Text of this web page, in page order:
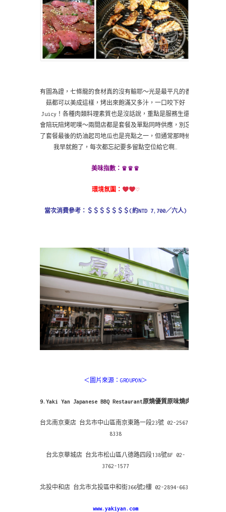
有圖為證，七條龍的食材真的沒有輸耶～光是最平凡的香
菇都可以美成這樣，烤出來飽滿又多汁，一口咬下好
Juicy！各種肉類料理素質也是沒話說，重點是服務生還
會陪玩陪烤呢噗～兩間店都是套餐及單點同時供應，別忘
了套餐最後的奶油起司地瓜也是亮點之一，但通常那時候
我早就飽了，每次都忘記要多留點空位給它啊…
美味指數： ♛ ♛♛
環境氛圍： ♡
當次消費參考：＄ ＄ ＄ ＄ ＄ ＄ ＄(約NTD 7,700／六人)
＜圖片來源：GROUPON＞
9.Yaki Yan Japanese BBQ Restaurant原燒優質原味燒肉
台北南京東店 台北市中山區南京東路一段23號 02-2567-
8338
台北京華城店 台北市松山區八德路四段138號8F 02-
3762-1577
北投中和店 台北市北投區中和街366號2樓 02-2894-6638
www.yakiyan.com